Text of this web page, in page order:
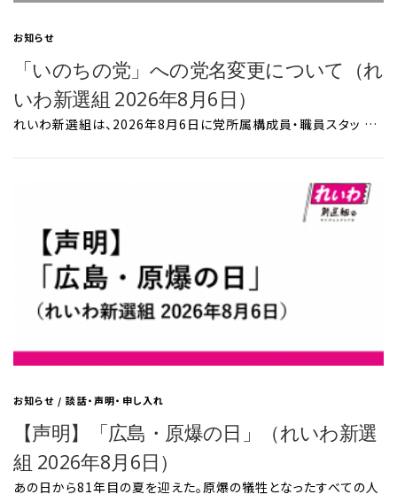
お知らせ
「いのちの党」への党名変更について（れ
いわ新選組 2026年8月6日）
れいわ新選組は、2026年8月6日に党所属構成員・職員スタッ …
お知らせ/談話・声明・申し入れ
【声明】「広島・原爆の日」（れいわ新選
組 2026年8月6日）
あの日から81年目の夏を迎えた。原爆の犠牲となったすべての人